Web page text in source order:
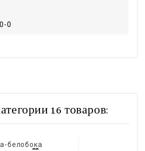
0
16 товаров: